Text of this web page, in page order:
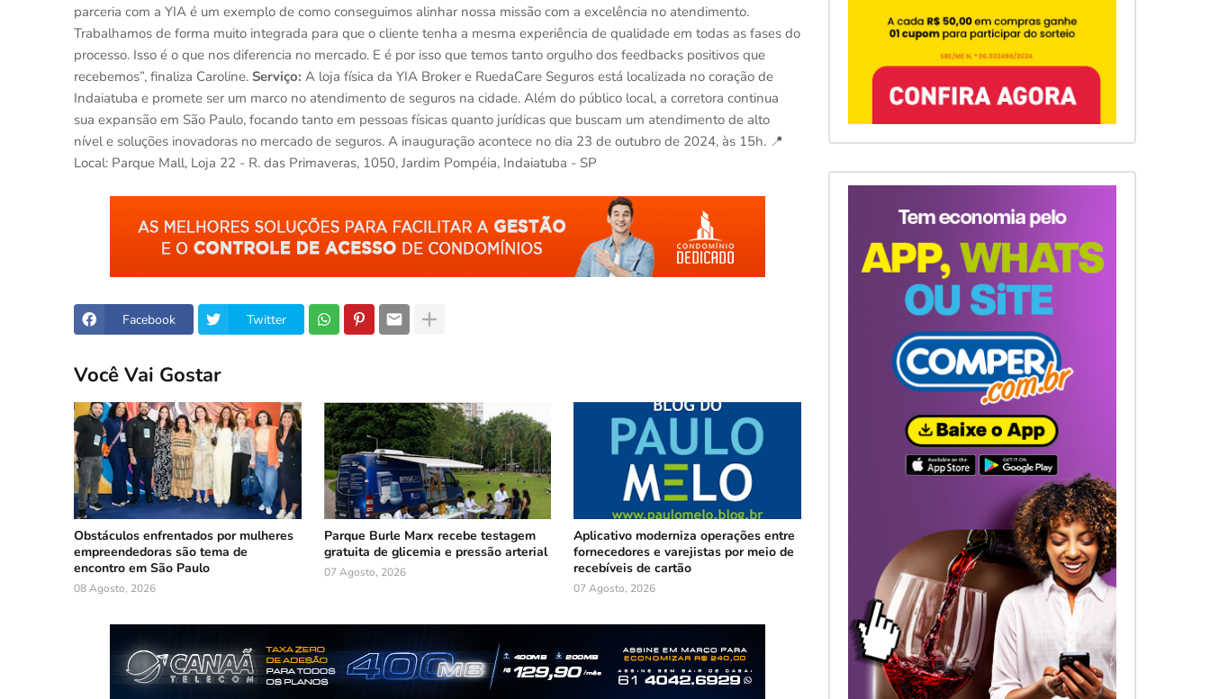
parceria com a YIA é um exemplo de como conseguimos alinhar nossa missão com a excelência no atendimento.
Trabalhamos de forma muito integrada para que o cliente tenha a mesma experiência de qualidade em todas as fases do
processo. Isso é o que nos diferencia no mercado. E é por isso que temos tanto orgulho dos feedbacks positivos que
recebemos”, finaliza Caroline. Serviço: A loja física da YIA Broker e RuedaCare Seguros está localizada no coração de
Indaiatuba e promete ser um marco no atendimento de seguros na cidade. Além do público local, a corretora continua
sua expansão em São Paulo, focando tanto em pessoas físicas quanto jurídicas que buscam um atendimento de alto
nível e soluções inovadoras no mercado de seguros. A inauguração acontece no dia 23 de outubro de 2024, às 15h. 📍
Local: Parque Mall, Loja 22 - R. das Primaveras, 1050, Jardim Pompéia, Indaiatuba - SP
Facebook Twitter
Você Vai Gostar
Obstáculos enfrentados por mulheres
empreendedoras são tema de
encontro em São Paulo
08 Agosto, 2026
Parque Burle Marx recebe testagem
gratuita de glicemia e pressão arterial
07 Agosto, 2026
Aplicativo moderniza operações entre
fornecedores e varejistas por meio de
recebíveis de cartão
07 Agosto, 2026